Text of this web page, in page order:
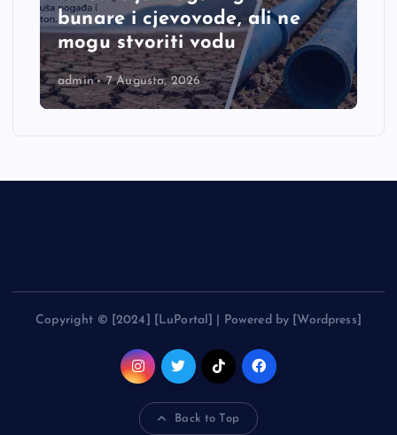
bunare i cjevovode, ali ne
mogu stvoriti vodu
admin 7 Augusta, 2026
Copyright © [2024] [LuPortal] | Powered by [Wordpress]
Back to Top